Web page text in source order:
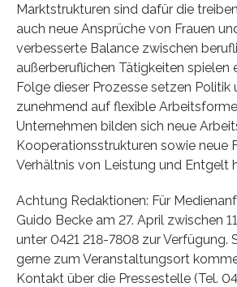
Marktstrukturen sind dafür die
auch neue Ansprüche von Frauen
verbesserte Balance zwischen
außerberuflichen Tätigkeiten spielen
Folge dieser Prozesse setzen Politik
zunehmend auf flexible
Unternehmen bilden sich neue
Kooperationsstrukturen sowie neue
Verhältnis von Leistung und Entgelt
Achtung Redaktionen: Für
Guido Becke am 27. April zwischen
unter 0421 218-7808 zur Verfügung.
gerne zum Veranstaltungsort
Kontakt über die Pressestelle (Tel.